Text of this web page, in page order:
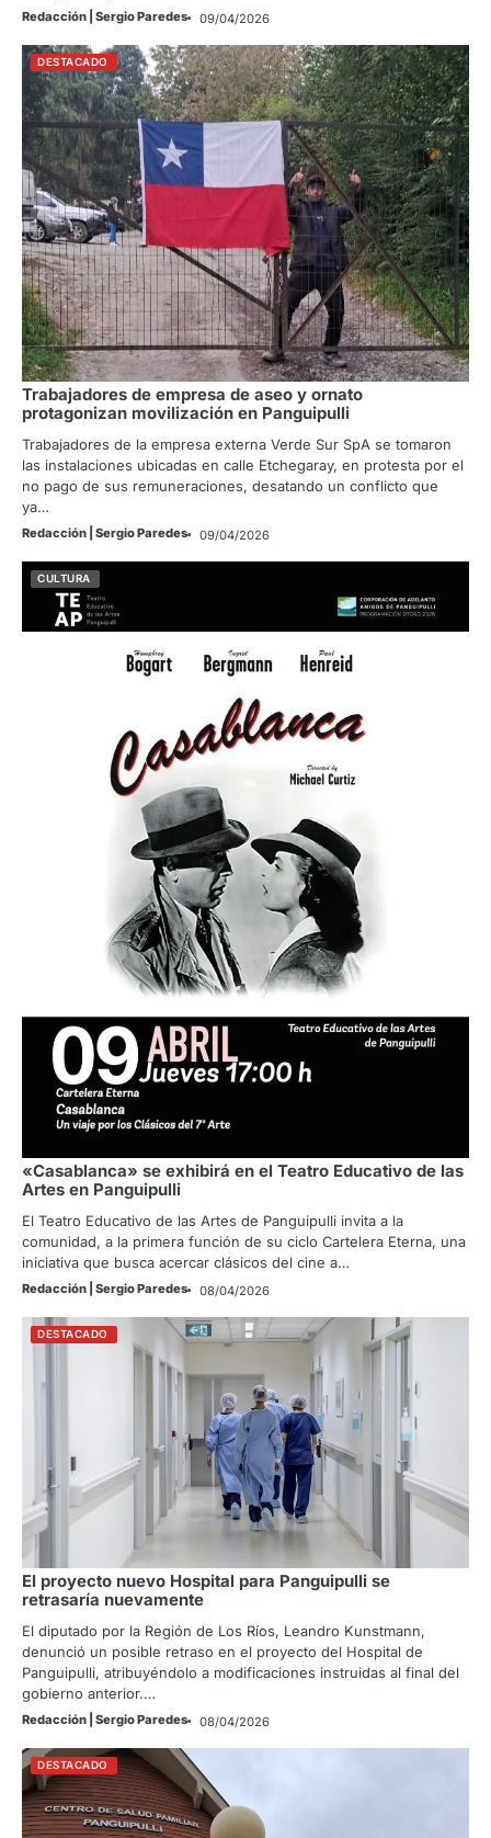
Redacción | Sergio Paredes 09/04/2026
DESTACADO
Trabajadores de empresa de aseo y ornato
protagonizan movilización en Panguipulli
Trabajadores de la empresa externa Verde Sur SpA se tomaron
las instalaciones ubicadas en calle Etchegaray, en protesta por el
no pago de sus remuneraciones, desatando un conflicto que
ya…
Redacción | Sergio Paredes 09/04/2026
CULTURA
«Casablanca» se exhibirá en el Teatro Educativo de las
Artes en Panguipulli
El Teatro Educativo de las Artes de Panguipulli invita a la
comunidad, a la primera función de su ciclo Cartelera Eterna, una
iniciativa que busca acercar clásicos del cine a…
Redacción | Sergio Paredes 08/04/2026
DESTACADO
El proyecto nuevo Hospital para Panguipulli se
retrasaría nuevamente
El diputado por la Región de Los Ríos, Leandro Kunstmann,
denunció un posible retraso en el proyecto del Hospital de
Panguipulli, atribuyéndolo a modificaciones instruidas al final del
gobierno anterior.…
Redacción | Sergio Paredes 08/04/2026
DESTACADO